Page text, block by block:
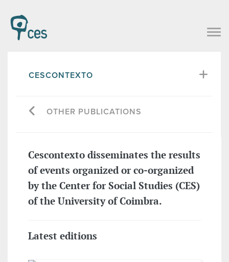
CESCONTEXTO
OTHER PUBLICATIONS
Cescontexto disseminates the results
of events organized or co-organized
by the Center for Social Studies (CES)
of the University of Coimbra.
Latest editions